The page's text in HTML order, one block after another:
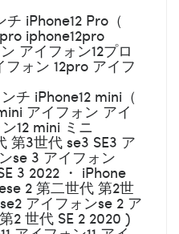
チ iPhone12 Pro（
iphone12pro
アイフォン12プロ
フォン 12pro アイフ
チ iPhone12 mini（
アイフォン アイ
12 mini ミニ
第3世代 se3 SE3 ア
se 3 アイフォン
3 2022 ・ iPhone
2 第二世代 第2世
アイフォンse 2 ア
2 世代 SE 2 2020 )